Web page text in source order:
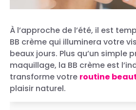
À l’approche de l’été, il est
BB crème qui illuminera votre
beaux jours. Plus qu’un simple
maquillage, la BB crème est
transforme votre routine
plaisir naturel.